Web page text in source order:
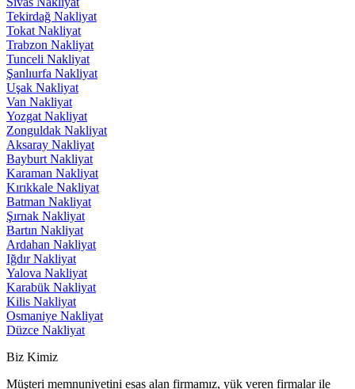
Tekirdağ Nakliyat
Tokat Nakliyat
Trabzon Nakliyat
Tunceli Nakliyat
Şanlıurfa Nakliyat
Uşak Nakliyat
Van Nakliyat
Yozgat Nakliyat
Zonguldak Nakliyat
Aksaray Nakliyat
Bayburt Nakliyat
Karaman Nakliyat
Kırıkkale Nakliyat
Batman Nakliyat
Şırnak Nakliyat
Bartın Nakliyat
Ardahan Nakliyat
Iğdır Nakliyat
Yalova Nakliyat
Karabük Nakliyat
Kilis Nakliyat
Osmaniye Nakliyat
Düzce Nakliyat
Biz Kimiz
Müşteri memnuniyetini esas alan firmamız, yük veren firmalar ile